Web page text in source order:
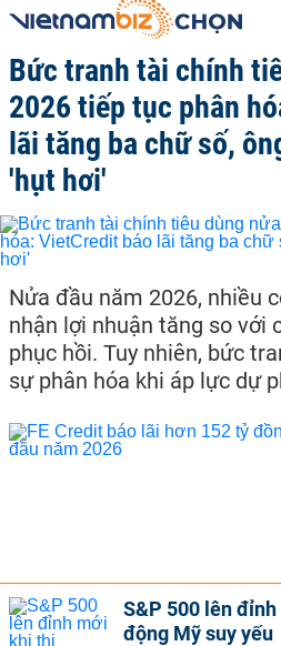
Bức tranh tài chính
2026 tiếp tục phân
lãi tăng ba chữ số,
'hụt hơi'
Nửa đầu năm 2026, nhiều
nhận lợi nhuận tăng so với
phục hồi. Tuy nhiên, bức
sự phân hóa khi áp lực dự
S&P 500 lên
động Mỹ suy yếu